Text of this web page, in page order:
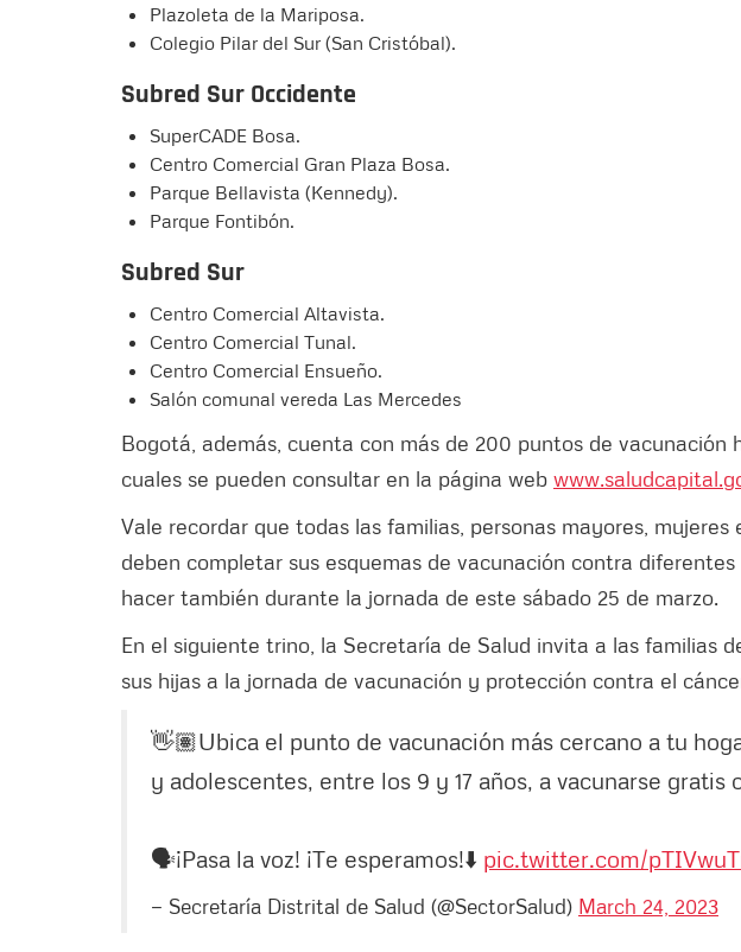
Plazoleta de la Mariposa.
Colegio Pilar del Sur (San Cristóbal).
Subred Sur Occidente
SuperCADE Bosa.
Centro Comercial Gran Plaza Bosa.
Parque Bellavista (Kennedy).
Parque Fontibón.
Subred Sur
Centro Comercial Altavista.
Centro Comercial Tunal.
Centro Comercial Ensueño.
Salón comunal vereda Las Mercedes
Bogotá, además, cuenta con más de 200 puntos de vacunación
cuales se pueden consultar en la página web
Vale recordar que todas las familias, personas mayores, mujeres
deben completar sus esquemas de vacunación contra
hacer también durante la jornada de este sábado 25 de marzo.
En el siguiente trino, la Secretaría de Salud invita a las familias
sus hijas a la jornada de vacunación y protección contra el
👋🏽Ubica el punto de vacunación más cercano a tu
y adolescentes, entre los 9 y 17 años, a vacunarse gratis
🗣️¡Pasa la voz! ¡Te esperamos!⬇️ pic.twitter.com/
— Secretaría Distrital de Salud (@SectorSalud) March 24, 2023